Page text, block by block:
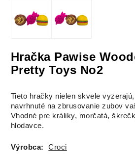
Hračka Pawise
Pretty Toys No2
Tieto hračky nielen skvele
navrhnuté na zbrusovanie zubov
Vhodné pre králiky, morčatá,
hlodavce.
Výrobca: Croci